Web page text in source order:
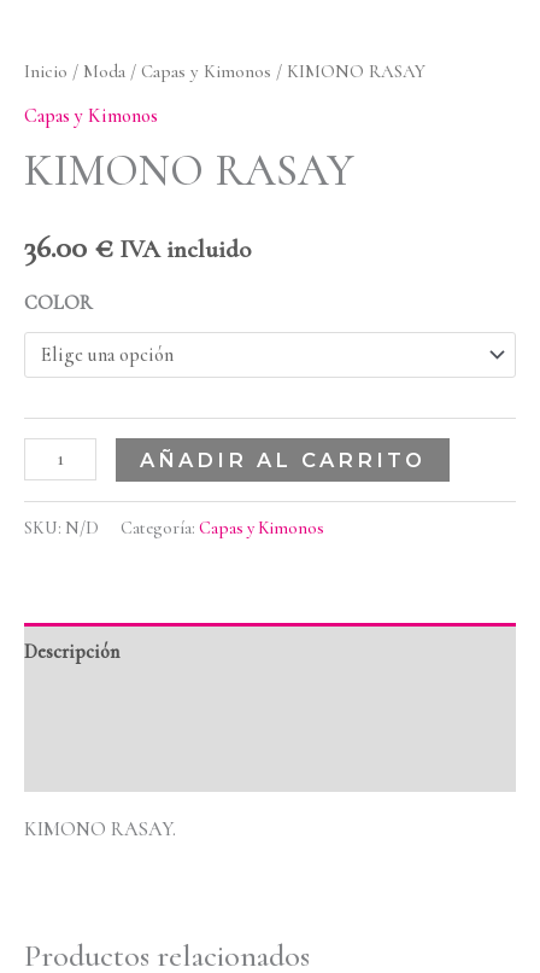
Inicio / Moda / Capas y Kimonos / KIMONO RASAY
Capas y Kimonos
KIMONO RASAY
36.00 € IVA incluido
COLOR
AÑADIR AL CARRITO
SKU: N/D Categoría: Capas y Kimonos
Descripción
KIMONO RASAY.
Productos relacionados